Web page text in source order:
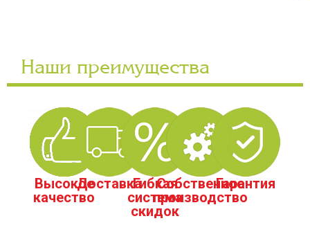
Наши преимущества
Высокое
качество
ДоставкаГибкая
система
скидок
Собственное
производство
Гарантия